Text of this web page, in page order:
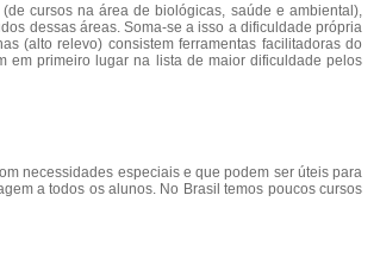
cursos na área de biológicas, saúde e ambiental),
dessas áreas. Soma-se a isso a dificuldade própria
(alto relevo) consistem ferramentas facilitadoras do
em primeiro lugar na lista de maior dificuldade pelos
necessidades especiais e que podem ser úteis para
a todos os alunos. No Brasil temos poucos cursos